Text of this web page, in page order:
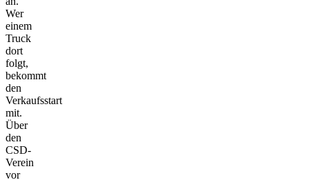
Wer
einem
Truck
dort
folgt,
bekommt
den
Verkaufsstart
mit.
Über
den
CSD-
Verein
vor